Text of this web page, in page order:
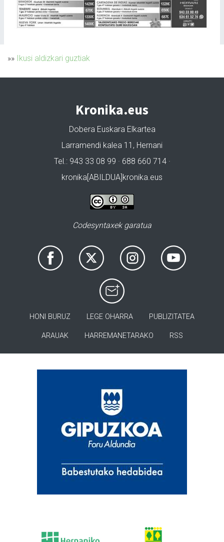
»» Ikusi aldizkari guztiak
Kronika.eus
Dobera Euskara Elkartea
Larramendi kalea 11, Hernani
Tel.: 943 33 08 99 · 688 660 714 ·
kronika[ABILDUA]kronika.eus
Codesyntaxek garatua
HONI BURUZ LEGE OHARRA PUBLIZITATEA
ARAUAK HARREMANETARAKO RSS